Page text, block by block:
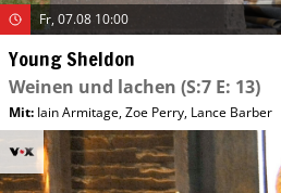
Fr, 07.08 10:00
Young Sheldon
Weinen und lachen (S:7 E: 13)
Mit: Iain Armitage,Zoe Perry, Lance Barber